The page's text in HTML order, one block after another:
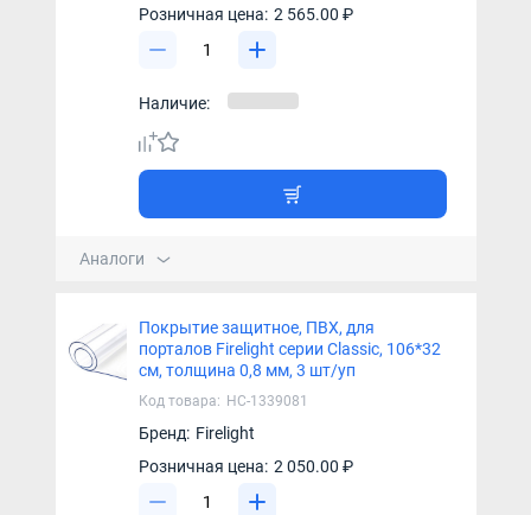
Розничная цена: 2 565.00 ₽
Наличие:
Аналоги
Покрытие защитное, ПВХ, для
порталов Firelight серии Classic, 106*32
см, толщина 0,8 мм, 3 шт/уп
Код товара: НС-1339081
Бренд: Firelight
Розничная цена: 2 050.00 ₽